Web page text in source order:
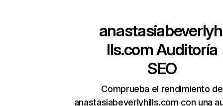
lls.comAuditoría
SEO
Comprueba el rendimiento de
anastasiabeverlyhills.com con una